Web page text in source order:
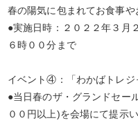
春の陽気に包まれてお食事や
●実施日時：２０２２年３月
６時００分まで
イベント④：「わかばトレジ
●当日春のザ・グランドセー
００円以上)を会場にて提示